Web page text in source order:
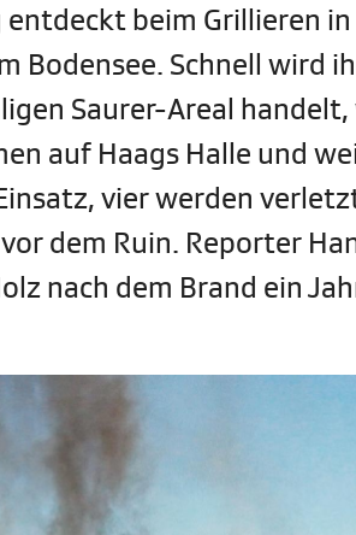
beim Grillieren
Bodensee. Schnell wird
Saurer-Areal
auf Haags Halle und
vier werden
dem Ruin. Reporter
nach dem Brand ein